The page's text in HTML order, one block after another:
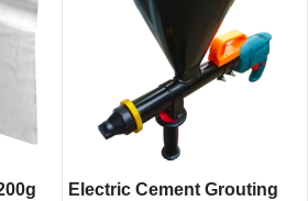
Electric Cement Grouting